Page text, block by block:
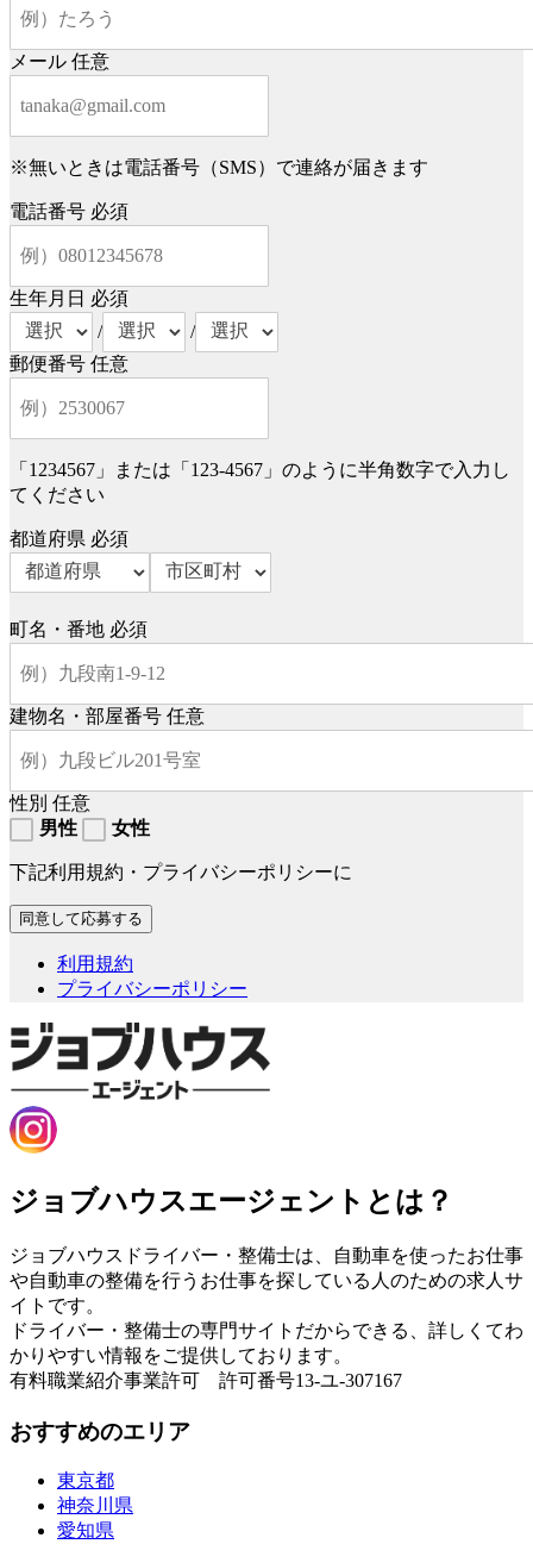
メール 任意
※無いときは電話番号（SMS）で連絡が届きます
電話番号 必須
生年月日 必須
/
/
郵便番号 任意
「1234567」または「123-4567」のように半角数字で入力し
てください
都道府県 必須
町名・番地 必須
建物名・部屋番号 任意
性別 任意
男性
女性
下記利用規約・プライバシーポリシーに
利用規約
プライバシーポリシー
ジョブハウスエージェントとは？
ジョブハウスドライバー・整備士は、自動車を使ったお仕事
や自動車の整備を行うお仕事を探している人のための求人サ
イトです。
ドライバー・整備士の専門サイトだからできる、詳しくてわ
かりやすい情報をご提供しております。
有料職業紹介事業許可 許可番号13-ユ-307167
おすすめのエリア
東京都
神奈川県
愛知県